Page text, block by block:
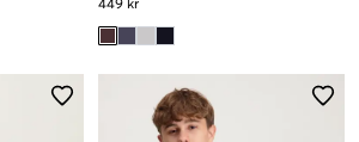
449 kr